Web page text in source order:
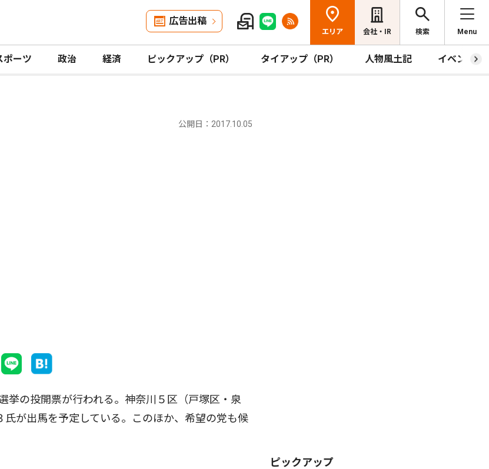
広告出稿
エリア 会社・IR 検索 Menu
ポーツ 政治 経済 ピックアップ（PR） タイアップ（PR） 人物風土記 イベント
公開日：2017.10.05
の投開票が行われる。神奈川５区（戸塚区・泉
が出馬を予定している。このほか、希望の党も候
ピックアップ